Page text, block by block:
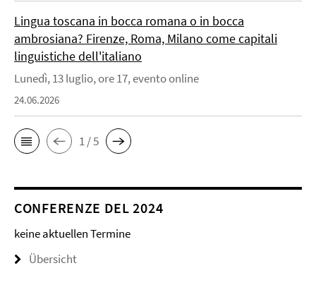
Lingua toscana in bocca romana o in bocca
ambrosiana? Firenze, Roma, Milano come capitali
linguistiche dell'italiano
Lunedì, 13 luglio, ore 17, evento online
24.06.2026
1 / 5
CONFERENZE DEL 2024
keine aktuellen Termine
Übersicht